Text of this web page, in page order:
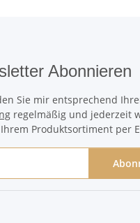
Abonnieren
Sie mir entsprechend
regelmäßig und jederzeit
Produktsortiment per